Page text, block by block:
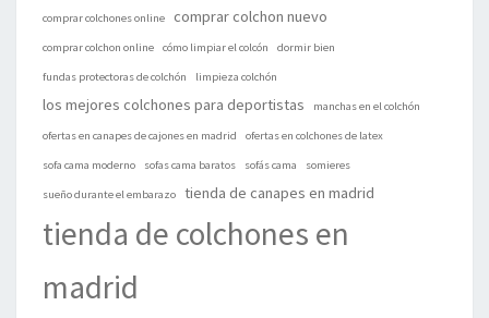
comprar colchones online comprar colchon nuevo
comprar colchon online cómo limpiar el colcón dormir bien
fundas protectoras de colchón limpieza colchón
los mejores colchones para deportistas manchas en el colchón
ofertas en canapes de cajones en madrid ofertas en colchones de latex
sofa cama moderno sofas cama baratos sofás cama somieres
sueño durante el embarazo tienda de canapes en madrid
tienda de colchones en
madrid